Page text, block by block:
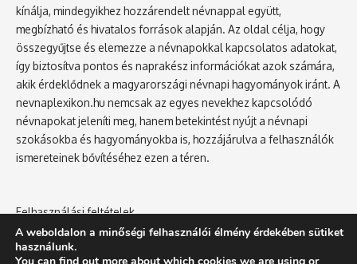
kínálja, mindegyikhez hozzárendelt névnappal együtt,
megbízható és hivatalos források alapján. Az oldal célja, hogy
összegyűjtse és elemezze a névnapokkal kapcsolatos adatokat,
így biztosítva pontos és naprakész információkat azok számára,
akik érdeklődnek a magyarországi névnapi hagyományok iránt. A
nevnaplexikon.hu nemcsak az egyes nevekhez kapcsolódó
névnapokat jeleníti meg, hanem betekintést nyújt a névnapi
szokásokba és hagyományokba is, hozzájárulva a felhasználók
ismereteinek bővítéséhez ezen a téren.
Felhasználási feltételek
Adatvédelmi tájékoztató
A weboldalon a minőségi felhasználói élmény érdekében sütiket
használunk.